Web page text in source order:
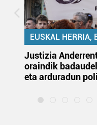
EUSKAL HERRIA,
Justizia
oraindik
eta arduradun